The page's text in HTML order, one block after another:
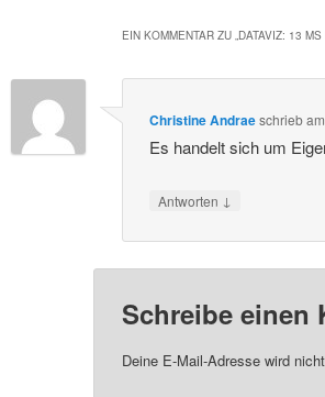
EIN KOMMENTAR ZU „ DATAVIZ: 13
Christine Andraeschrieb
Es handelt sich um
Antworten ↓
Schreibe einen
Deine E-Mail-Adresse wird